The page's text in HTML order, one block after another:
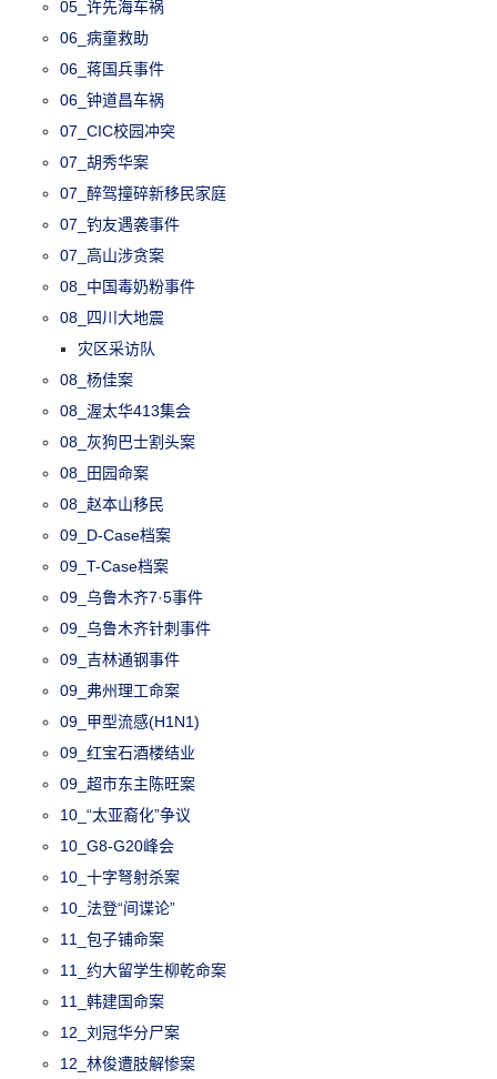
05_许先海车祸
06_病童救助
06_蒋国兵事件
06_钟道昌车祸
07_CIC校园冲突
07_胡秀华案
07_醉驾撞碎新移民家庭
07_钓友遇袭事件
07_高山涉贪案
08_中国毒奶粉事件
08_四川大地震
灾区采访队
08_杨佳案
08_渥太华413集会
08_灰狗巴士割头案
08_田园命案
08_赵本山移民
09_D-Case档案
09_T-Case档案
09_乌鲁木齐7·5事件
09_乌鲁木齐针刺事件
09_吉林通钢事件
09_弗州理工命案
09_甲型流感(H1N1)
09_红宝石酒楼结业
09_超市东主陈旺案
10_“太亚裔化”争议
10_G8-G20峰会
10_十字弩射杀案
10_法登“间谍论”
11_包子铺命案
11_约大留学生柳乾命案
11_韩建国命案
12_刘冠华分尸案
12_林俊遭肢解惨案